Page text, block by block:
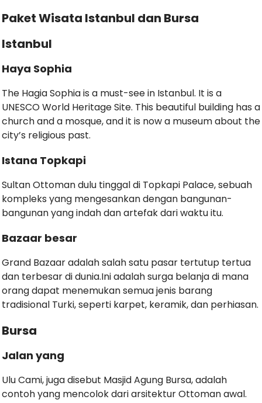
Paket Wisata Istanbul dan Bursa
Istanbul
Haya Sophia
The Hagia Sophia is a must-see in Istanbul. It is a
UNESCO World Heritage Site. This beautiful building has a
church and a mosque, and it is now a museum about the
city’s religious past.
Istana Topkapi
Sultan Ottoman dulu tinggal di Topkapi Palace, sebuah
kompleks yang mengesankan dengan bangunan-
bangunan yang indah dan artefak dari waktu itu.
Bazaar besar
Grand Bazaar adalah salah satu pasar tertutup tertua
dan terbesar di dunia.Ini adalah surga belanja di mana
orang dapat menemukan semua jenis barang
tradisional Turki, seperti karpet, keramik, dan perhiasan.
Bursa
Jalan yang
Ulu Cami, juga disebut Masjid Agung Bursa, adalah
contoh yang mencolok dari arsitektur Ottoman awal.